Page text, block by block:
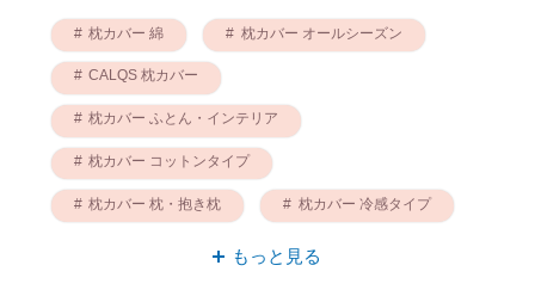
枕カバー 綿 枕カバー オールシーズン
CALQS 枕カバー
枕カバー ふとん・インテリア
枕カバー コットンタイプ
枕カバー 枕・抱き枕 枕カバー 冷感タイプ
冷感素材 枕カバー
もっと見る